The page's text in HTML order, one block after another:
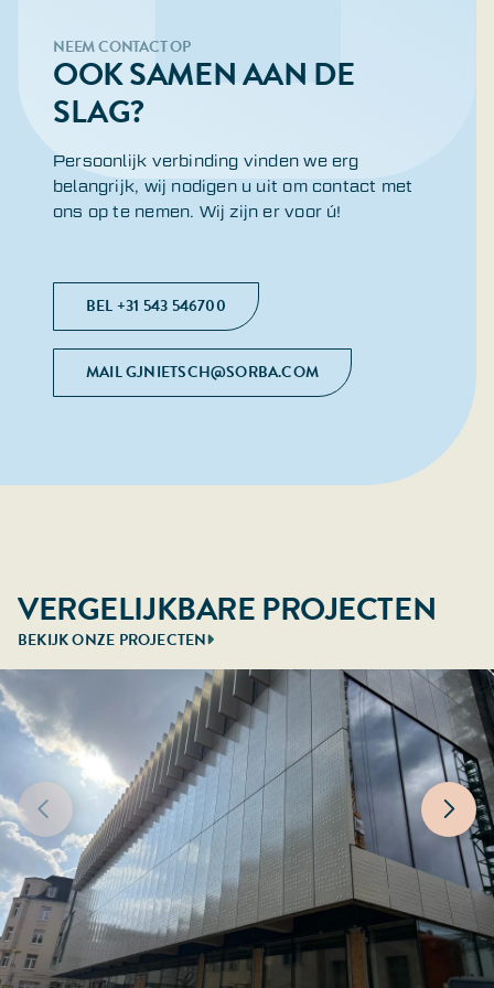
NEEM CONTACT OP
OOK SAMEN AAN DE
SLAG?
Persoonlijk verbinding vinden we erg
belangrijk, wij nodigen u uit om contact met
ons op te nemen. Wij zijn er voor ú!
BEL +31 543 546700
MAIL GJNIETSCH@SORBA.COM
VERGELIJKBARE PROJECTEN
BEKIJK ONZE PROJECTEN